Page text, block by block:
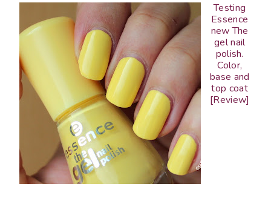
Testing
Essence
new The
gel nail
polish.
Color,
base and
top coat
[Review]